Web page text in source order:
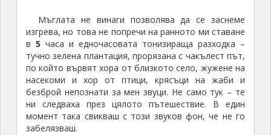
Мъглата не винаги позволява да се заснеме
изгрева, но това не попречи на ранното ми ставане
в 5 часа и едночасовата тонизираща разходка –
тучно зелена плантация, прорязана с чакълест път,
по който вървят хора от близкото село, жужене на
насекоми и хор от птици, крясъци на жаби и
безброй непознати за мен звуци. Не само тук – те
ни следваха през цялото пътешествие. В един
момент така свикваш с този звуков фон, че не го
забелязваш.